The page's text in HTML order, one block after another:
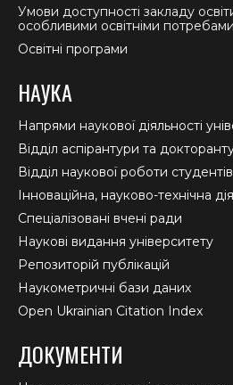
Умови доступності закладу
особливими освітніми потребами
Освітні програми
НАУКА
Напрями наукової діяльності
Відділ аспірантури та
Відділ наукової роботи студентів
Інноваційна, науково-технічна
Спеціалізовані вчені ради
Наукові видання університету
Репозиторій публікацій
Наукометричні бази даних
Open Ukrainian Citation Index
ДОКУМЕНТИ